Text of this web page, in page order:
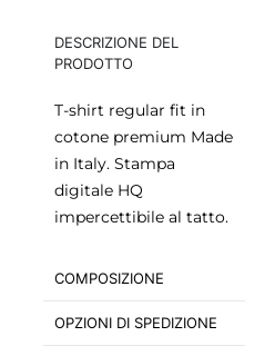
DESCRIZIONE DEL
PRODOTTO
T-shirt regular fit in
cotone premium Made
in Italy. Stampa
digitale HQ
impercettibile al tatto.
COMPOSIZIONE
OPZIONI DI SPEDIZIONE